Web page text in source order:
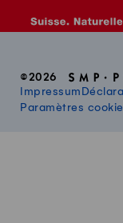
©2026
Impressum
Paramètres